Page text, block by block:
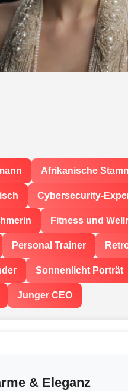
Afrikanische
Cybersecurity-
Fitness und
Personal Trainer
Sonnenlicht Porträt
Junger CEO
& Eleganz